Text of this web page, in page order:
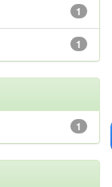
1
1
1